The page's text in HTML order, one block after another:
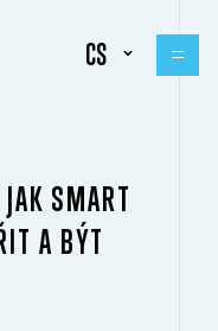
CS
SMART
A BÝT